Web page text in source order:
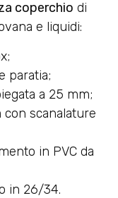
coperchio di
e liquidi:
paratia;
a 25 mm;
con scanalature
in PVC da
in 26/34.